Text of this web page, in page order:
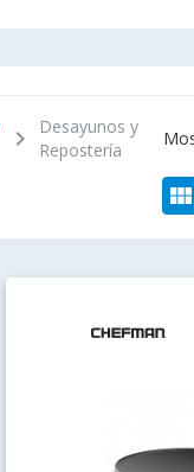
chevron_right
Desayunos y
Repostería
view_module